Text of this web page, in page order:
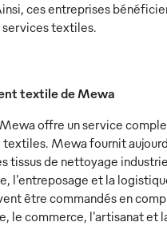
ces entreprises
textiles.
textile de Mewa
offre un service
Mewa fournit
tissus de nettoyage
l'entreposage et la
être commandés en
le commerce, l'artisanat et